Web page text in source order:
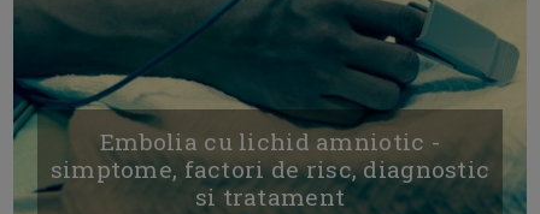
Embolia cu lichid amniotic -
simptome, factori de risc, diagnostic
si tratament